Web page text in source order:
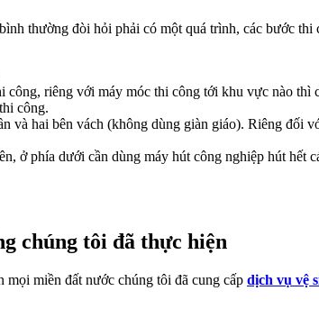
thường đòi hỏi phải có một quá trình, các bước
riêng với máy móc thi công tới khu vực nào thì
công.
và hai bên vách (không dùng giàn giáo). Riêng đối
ở phía dưới cần dùng máy hút công nghiệp hút hết
chúng tôi đã thực hiện
miền đất nước chúng tôi đã cung cấp dịch vụ vệ